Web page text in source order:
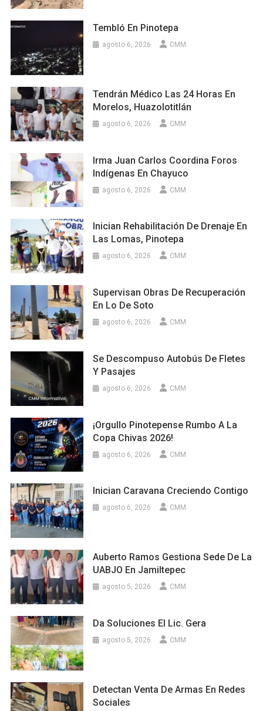
Tembló En Pinotepa
agosto 6, 2026 CMM
Tendrán Médico Las 24 Horas En
Morelos, Huazolotitlán
agosto 6, 2026 CMM
Irma Juan Carlos Coordina Foros
Indígenas En Chayuco
agosto 6, 2026 CMM
Inician Rehabilitación De Drenaje En
Las Lomas, Pinotepa
agosto 6, 2026 CMM
Supervisan Obras De Recuperación
En Lo De Soto
agosto 6, 2026 CMM
Se Descompuso Autobús De Fletes
Y Pasajes
agosto 6, 2026 CMM
¡Orgullo Pinotepense Rumbo A La
Copa Chivas 2026!
agosto 6, 2026 CMM
Inician Caravana Creciendo Contigo
agosto 6, 2026 CMM
Auberto Ramos Gestiona Sede De La
UABJO En Jamiltepec
agosto 5, 2026 CMM
Da Soluciones El Lic. Gera
agosto 5, 2026 CMM
Detectan Venta De Armas En Redes
Sociales